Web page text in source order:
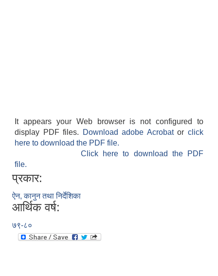
It appears your Web browser is not configured to
display PDF files.
Download adobe Acrobatorclick
here to download the PDF file.
Click here to download the PDF
file.
प्रकार:
ऐन, कानुन तथा निर्देशिका
आर्थिक वर्ष:
७९-८०